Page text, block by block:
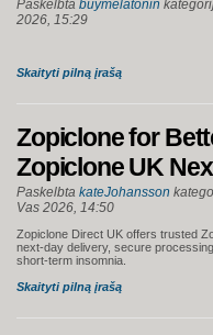
Paskelbta buymelatonin
2026, 15:29
Skaityti pilną įrašą
Zopiclone for
Zopiclone UK
Paskelbta kateJohansson
Vas 2026, 14:50
Zopiclone Direct UK offers trusted
next-day delivery, secure
short-term insomnia.
Skaityti pilną įrašą